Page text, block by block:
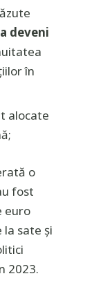
deveni
în
alocate
o
fost
euro
sate și
2023.